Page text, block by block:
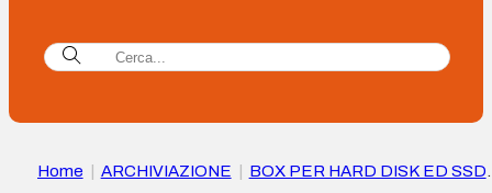
Home ARCHIVIAZIONE
BOX PER HARD DISK ED SSD